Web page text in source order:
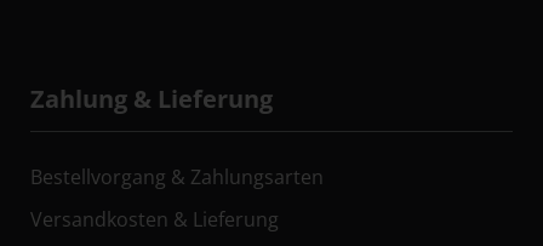
Zahlung & Lieferung
Bestellvorgang & Zahlungsarten
Versandkosten & Lieferung